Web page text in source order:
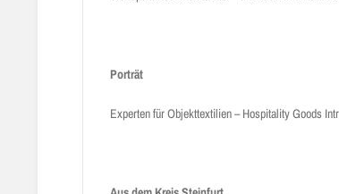
Porträt
Experten für Objekttextilien – Hospitality Goods